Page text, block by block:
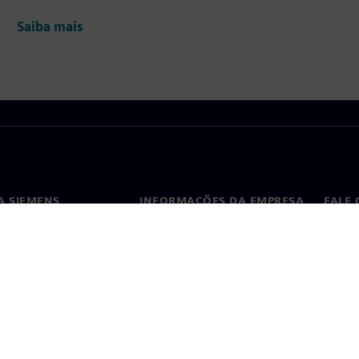
Saiba mais
SIEMENS INFORMAÇÕES DA EMPRESA FALE